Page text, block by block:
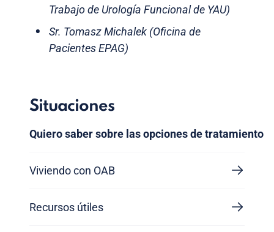
Trabajo de Urología Funcional de YAU)
Sr. Tomasz Michalek (Oficina de
Pacientes EPAG)
Situaciones
Quiero saber sobre las opciones de tratamiento
Viviendo con OAB
Recursos útiles